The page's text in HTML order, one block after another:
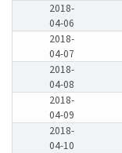
2018-
04-06
2018-
04-07
2018-
04-08
2018-
04-09
2018-
04-10